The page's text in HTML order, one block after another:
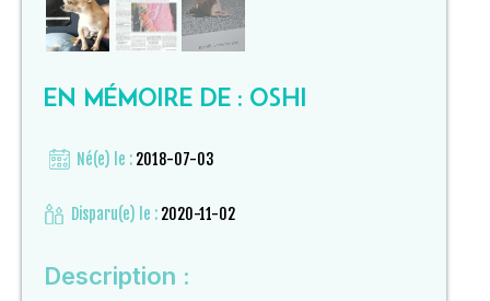
EN MÉMOIRE DE : OSHI
Né(e) le : 2018-07-03
Disparu(e) le : 2020-11-02
Description :